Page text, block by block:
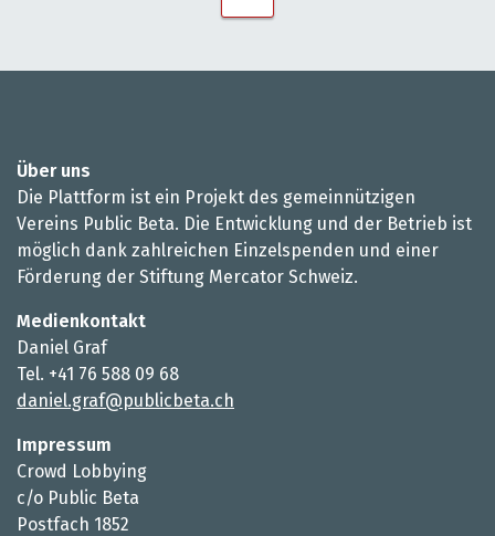
Über uns
Die Plattform ist ein Projekt des gemeinnützigen
Vereins Public Beta. Die Entwicklung und der Betrieb ist
möglich dank zahlreichen Einzelspenden und einer
Förderung der Stiftung Mercator Schweiz.
Medienkontakt
Daniel Graf
Tel. +41 76 588 09 68
daniel.graf@publicbeta.ch
Impressum
Crowd Lobbying
c/o Public Beta
Postfach 1852